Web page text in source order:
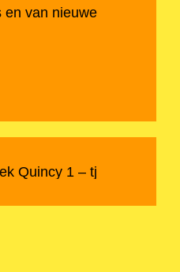
en van nieuwe